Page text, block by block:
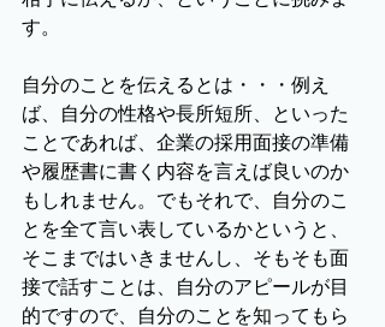
す。
自分のことを伝えるとは・・・例え
ば、自分の性格や長所短所、といった
ことであれば、企業の採用面接の準備
や履歴書に書く内容を言えば良いのか
もしれません。でもそれで、自分のこ
とを全て言い表しているかというと、
そこまではいきませんし、そもそも面
接で話すことは、自分のアピールが目
的ですので、自分のことを知ってもら